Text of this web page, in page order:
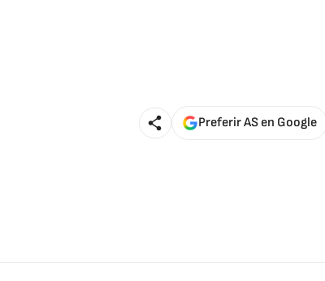
Preferir AS en Google